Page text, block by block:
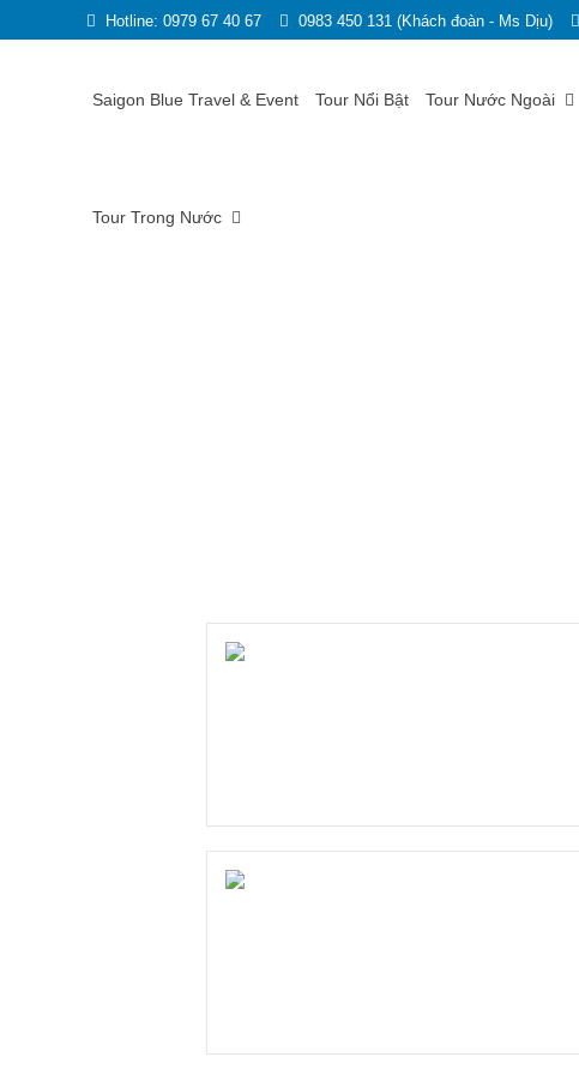
Hotline: 0979 67 40 67 0983 450 131 (Khách đoàn - Ms Dịu)
Saigon Blue Travel & Event Tour Nổi Bật Tour Nước Ngoài
Tour Trong Nước